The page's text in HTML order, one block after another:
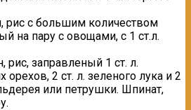
рис с большим количеством
на пару с овощами, с 1 ст.л.
рис, заправленый 1 ст. л.
2 ст. л. зеленого лука и 2
или петрушки. Шпинат,